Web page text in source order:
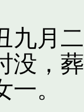
九月
没，
。